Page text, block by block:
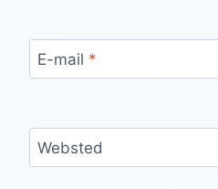
E-mail *
Websted